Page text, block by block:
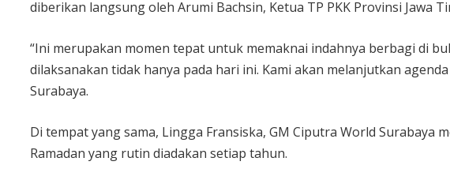
diberikan langsung oleh Arumi Bachsin, Ketua TP PKK Provinsi Jawa
“Ini merupakan momen tepat untuk memaknai indahnya berbagi di
dilaksanakan tidak hanya pada hari ini. Kami akan melanjutkan
Surabaya.
Di tempat yang sama, Lingga Fransiska, GM Ciputra World
Ramadan yang rutin diadakan setiap tahun.